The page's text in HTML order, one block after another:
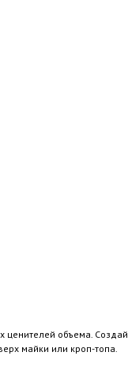
ценителей объема. Создай
майки или кроп-топа.